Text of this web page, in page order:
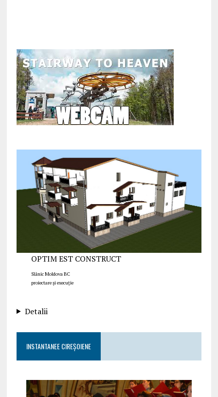
OPTIM EST CONSTRUCT
Slănic Moldova BC
proiectare și execuție
Detalii
INSTANTANEE CIREȘOIENE